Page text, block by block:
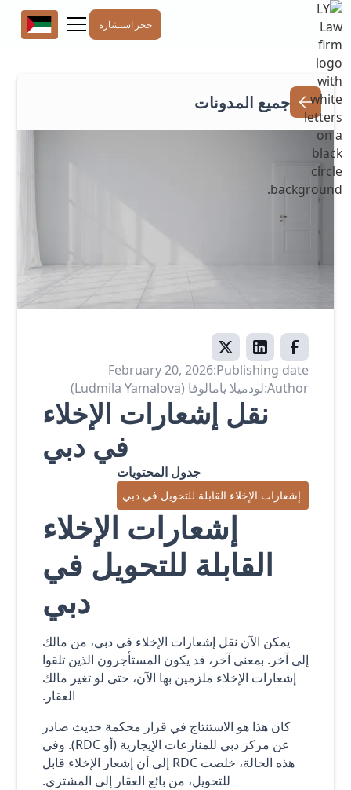
حجز استشارة
جميع المدونات
Publishing date:
February 20, 2026
Author: لودميلا يامالوفا (Ludmila Yamalova)
نقل إشعارات الإخلاء
في دبي
جدول المحتويات
إشعارات الإخلاء القابلة للتحويل في دبي
إشعارات الإخلاء
القابلة للتحويل في
دبي
يمكن الآن نقل إشعارات الإخلاء في دبي، من مالك
إلى آخر. بمعنى آخر، قد يكون المستأجرون الذين تلقوا
إشعارات الإخلاء ملزمين بها الآن، حتى لو تغير مالك
العقار.
كان هذا هو الاستنتاج في قرار محكمة حديث صادر
عن مركز دبي للمنازعات الإيجارية (أو RDC). وفي
هذه الحالة، خلصت RDC إلى أن إشعار الإخلاء قابل
للتحويل، من بائع العقار إلى المشتري.